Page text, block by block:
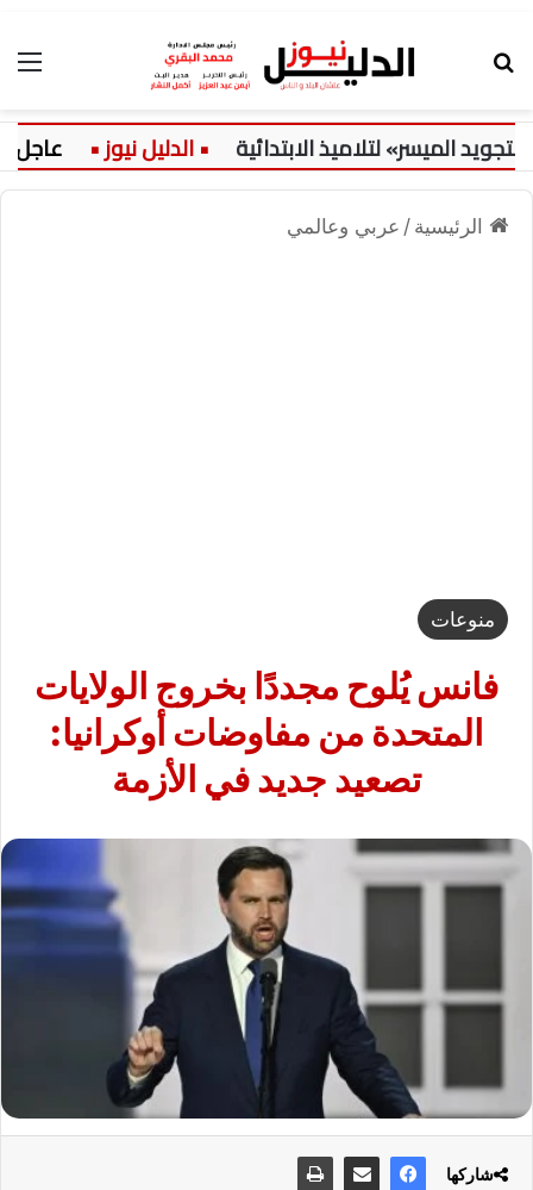
الميسر» لتلاميذ الابتدائية عاجل:
الرئيسية / عربي وعالمي
منوعات
فانس يُلوح مجددًا بخروج الولايات
المتحدة من مفاوضات أوكرانيا:
تصعيد جديد في الأزمة
شاركها